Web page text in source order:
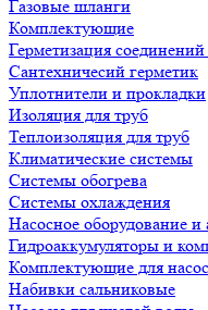
Газовые шланги
Комплектующие
Герметизация
Сантехничесий герметик
Уплотнители и прокладки
Изоляция для труб
Теплоизоляция для труб
Климатические системы
Системы обогрева
Системы охлаждения
Насосное оборудование и
Гидроаккумуляторы и
Комплектующие для
Набивки сальниковые